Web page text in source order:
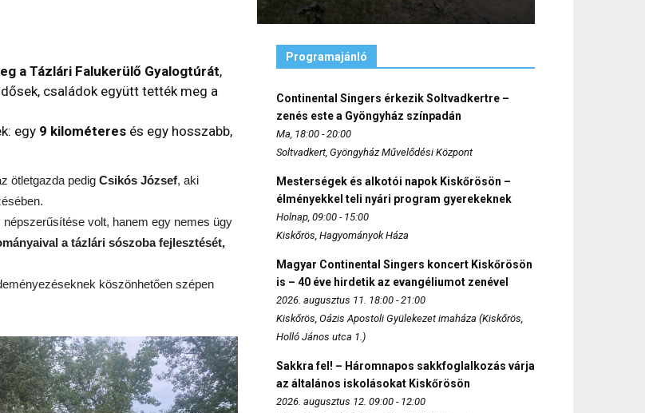
a Tázlári Falukerülő Gyalogtúrát,
családok együtt tették meg a
egy 9 kilométeres és egy hosszabb,
ötletgazda pedig Csikós József, aki
volt, hanem egy nemes ügy
a tázlári sószoba fejlesztését,
köszönhetően szépen
Programajánló
Continental Singers érkezik Soltvadkertre –
zenés este a Gyöngyház színpadán
Ma, 18:00 - 20:00
Soltvadkert, Gyöngyház Művelődési Központ
Mesterségek és alkotói napok Kiskőrösön –
élményekkel teli nyári program gyerekeknek
Holnap, 09:00 - 15:00
Kiskőrös, Hagyományok Háza
Magyar Continental Singers koncert Kiskőrösön
is – 40 éve hirdetik az evangéliumot zenével
2026. augusztus 11. 18:00 - 21:00
Kiskőrös, Oázis Apostoli Gyülekezet imaháza (Kiskőrös,
Holló János utca 1.)
Sakkra fel! – Háromnapos sakkfoglalkozás várja
az általános iskolásokat Kiskőrösön
2026. augusztus 12. 09:00 - 12:00